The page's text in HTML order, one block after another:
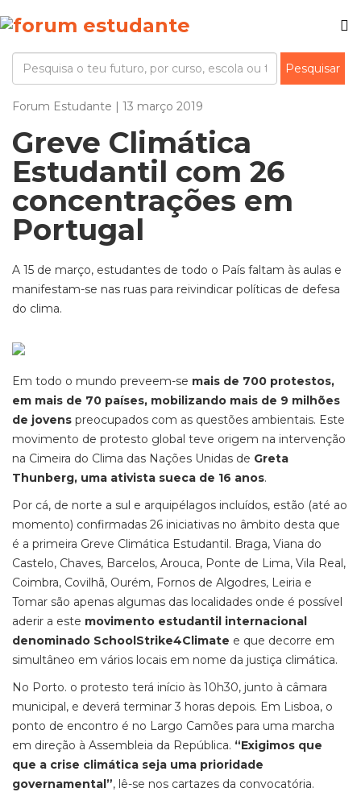
Forum Estudante | 13 março 2019
Greve Climática
Estudantil com 26
concentrações em
Portugal
A 15 de março, estudantes de todo o País faltam às aulas e
manifestam-se nas ruas para reivindicar políticas de defesa
do clima.
Em todo o mundo preveem-se mais de 700 protestos,
em mais de 70 países, mobilizando mais de 9 milhões
de jovens preocupados com as questões ambientais. Este
movimento de protesto global teve origem na intervenção
na Cimeira do Clima das Nações Unidas de Greta
Thunberg, uma ativista sueca de 16 anos.
Por cá, de norte a sul e arquipélagos incluídos, estão (até ao
momento) confirmadas 26 iniciativas no âmbito desta que
é a primeira Greve Climática Estudantil. Braga, Viana do
Castelo, Chaves, Barcelos, Arouca, Ponte de Lima, Vila Real,
Coimbra, Covilhã, Ourém, Fornos de Algodres, Leiria e
Tomar são apenas algumas das localidades onde é possível
aderir a este movimento estudantil internacional
denominado SchoolStrike4Climate e que decorre em
simultâneo em vários locais em nome da justiça climática.
No Porto. o protesto terá início às 10h30, junto à câmara
municipal, e deverá terminar 3 horas depois. Em Lisboa, o
ponto de encontro é no Largo Camões para uma marcha
em direção à Assembleia da República. “Exigimos que
que a crise climática seja uma prioridade
governamental”, lê-se nos cartazes da convocatória.